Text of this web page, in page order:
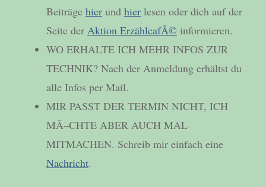
Beiträge hier und hier lesen oder dich auf der
Seite der Aktion ErzählcafÃ© informieren.
WO ERHALTE ICH MEHR INFOS ZUR
TECHNIK? Nach der Anmeldung erhältst du
alle Infos per Mail.
MIR PASST DER TERMIN NICHT, ICH
MÃ–CHTE ABER AUCH MAL
MITMACHEN. Schreib mir einfach eine
Nachricht.